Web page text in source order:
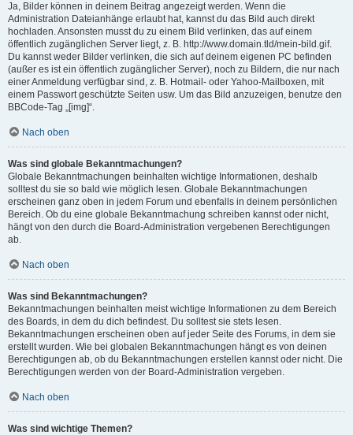
Ja, Bilder können in deinem Beitrag angezeigt werden. Wenn die
Administration Dateianhänge erlaubt hat, kannst du das Bild auch direkt
hochladen. Ansonsten musst du zu einem Bild verlinken, das auf einem
öffentlich zugänglichen Server liegt, z. B. http://www.domain.tld/mein-bild.gif.
Du kannst weder Bilder verlinken, die sich auf deinem eigenen PC befinden
(außer es ist ein öffentlich zugänglicher Server), noch zu Bildern, die nur nach
einer Anmeldung verfügbar sind, z. B. Hotmail- oder Yahoo-Mailboxen, mit
einem Passwort geschützte Seiten usw. Um das Bild anzuzeigen, benutze den
BBCode-Tag „[img]“.
Nach oben
Was sind globale Bekanntmachungen?
Globale Bekanntmachungen beinhalten wichtige Informationen, deshalb
solltest du sie so bald wie möglich lesen. Globale Bekanntmachungen
erscheinen ganz oben in jedem Forum und ebenfalls in deinem persönlichen
Bereich. Ob du eine globale Bekanntmachung schreiben kannst oder nicht,
hängt von den durch die Board-Administration vergebenen Berechtigungen
ab.
Nach oben
Was sind Bekanntmachungen?
Bekanntmachungen beinhalten meist wichtige Informationen zu dem Bereich
des Boards, in dem du dich befindest. Du solltest sie stets lesen.
Bekanntmachungen erscheinen oben auf jeder Seite des Forums, in dem sie
erstellt wurden. Wie bei globalen Bekanntmachungen hängt es von deinen
Berechtigungen ab, ob du Bekanntmachungen erstellen kannst oder nicht. Die
Berechtigungen werden von der Board-Administration vergeben.
Nach oben
Was sind wichtige Themen?